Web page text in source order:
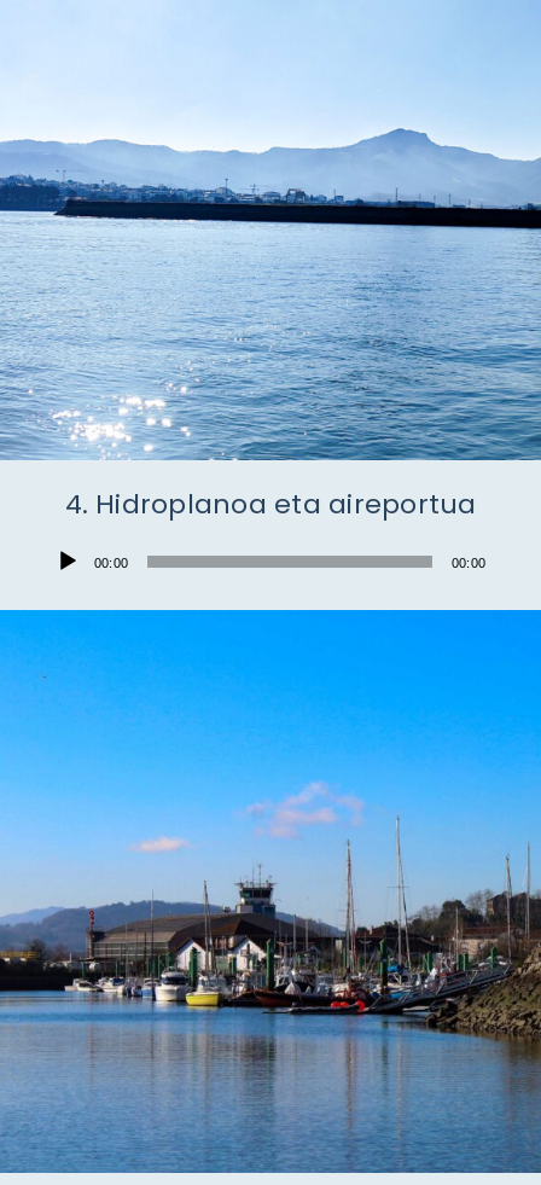
4. Hidroplanoa eta aireportua
Audio
00:00 00:00